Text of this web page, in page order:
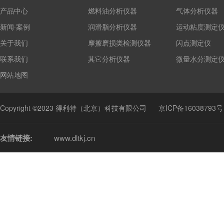
产品中心
新闻·案例
关于我们
联系我们
网站地图
燃料油分析仪器
润滑脂分析仪器
摩擦磨损类检测仪器
其它分析仪器
气体分析仪器
运动粘度测定
闪点测定仪
微量水分测定
Copyright ©2023 得利特（北京）科技有限公司 京ICP备16038793号
友情链接: www.dltkj.cn